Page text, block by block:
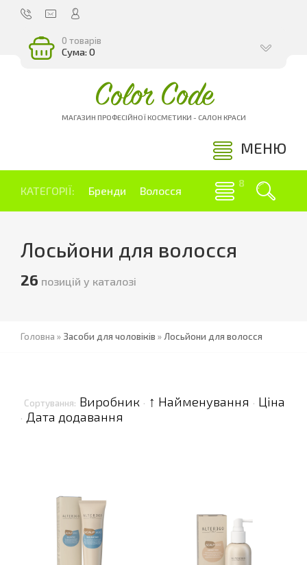
0 товарів
Сума: 0
Color Code
МАГАЗИН ПРОФЕСІЙНОЇ КОСМЕТИКИ - САЛОН КРАСИ
МЕНЮ
КАТЕГОРІЇ: Бренди Волосся
Лосьйони для волосся
26 позицій у каталозі
Головна » Засоби для чоловіків » Лосьйони для волосся
Сортування: Виробник · ↑ Найменування · Ціна
· Дата додавання